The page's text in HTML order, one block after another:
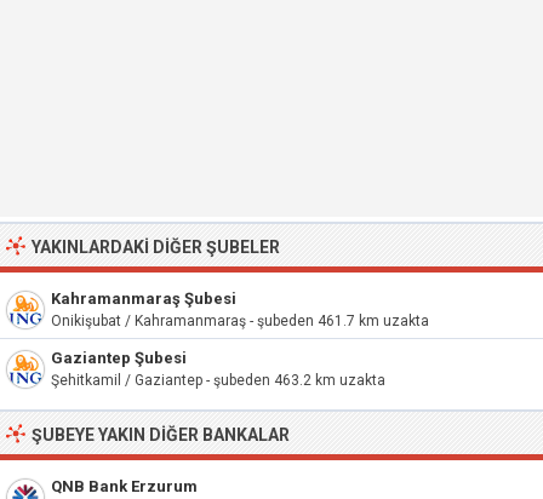
YAKINLARDAKI DIĞER ŞUBELER
Kahramanmaraş Şubesi
Onikişubat / Kahramanmaraş - şubeden 461.7 km uzakta
Gaziantep Şubesi
Şehitkamil / Gaziantep - şubeden 463.2 km uzakta
ŞUBEYE YAKIN DIĞER BANKALAR
QNB Bank Erzurum